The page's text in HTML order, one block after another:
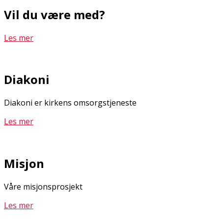
Vil du være med?
Les mer
Diakoni
Diakoni er kirkens omsorgstjeneste
Les mer
Misjon
Våre misjonsprosjekt
Les mer